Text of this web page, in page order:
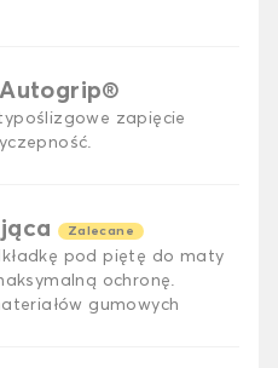
zapięcie
Zalecane
pod piętę do maty
ochronę.
gumowych